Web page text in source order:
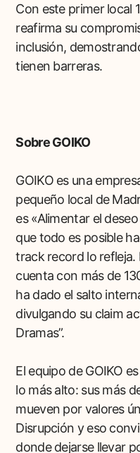
Con este primer local
reafirma su
inclusión,
tienen barreras.
Sobre GOIKO
GOIKO es una
pequeño local de
es «Alimentar el
que todo es posible
track record lo refleja.
cuenta con más de
ha dado el salto
divulgando su claim
Dramas”.
El equipo de GOIKO
lo más alto: sus más
mueven por valores
Disrupción y eso
donde dejarse llevar